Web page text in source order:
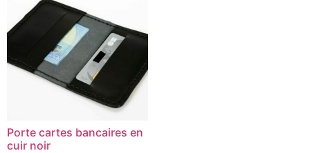
Porte cartes bancaires en
cuir noir